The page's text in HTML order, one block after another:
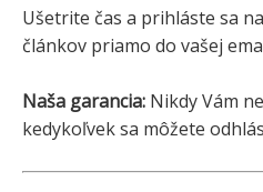
Ušetrite čas a prihláste sa
článkov priamo do vašej
Naša garancia: Nikdy Vám
kedykoľvek sa môžete